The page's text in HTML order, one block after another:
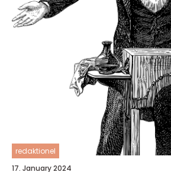
redaktionel
17. January 2024